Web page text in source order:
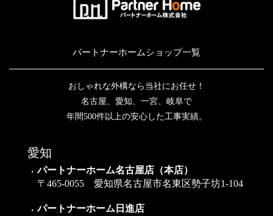
パートナーホームショップ一覧
おしゃれな外構なら当社にお任せ！
名古屋、愛知、一宮、岐阜で
年間500件以上の安心した工事実績。
愛知
パートナーホーム名古屋店（本店）
〒465-0055 愛知県名古屋市名東区勢子坊1-104
パートナーホーム日進店